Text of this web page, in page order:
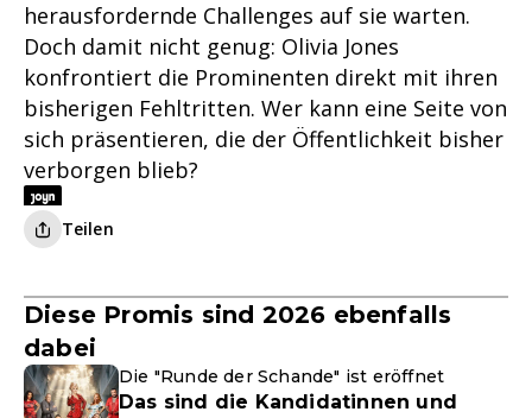
herausfordernde Challenges auf sie warten.
Doch damit nicht genug: Olivia Jones
konfrontiert die Prominenten direkt mit ihren
bisherigen Fehltritten. Wer kann eine Seite von
sich präsentieren, die der Öffentlichkeit bisher
verborgen blieb?
Teilen
Diese Promis sind 2026 ebenfalls
dabei
Die "Runde der Schande" ist eröffnet
Das sind die Kandidatinnen und